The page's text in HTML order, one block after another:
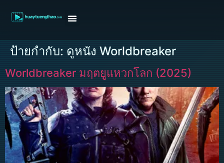
ป้ายกำกับ: ดูหนัง Worldbreaker
Worldbreaker มฤตยูแหวกโลก (2025)